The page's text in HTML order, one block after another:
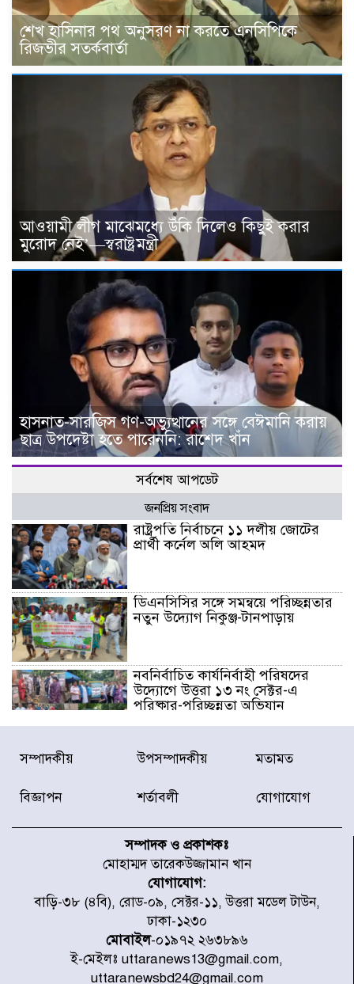
শেখ হাসিনার পথ অনুসরণ না করতে এনসিপিকে
রিজভীর সতর্কবার্তা
আওয়ামী লীগ মাঝেমধ্যে উঁকি দিলেও কিছুই করার
মুরোদ নেই’—স্বরাষ্ট্রমন্ত্রী
হাসনাত-সারজিস গণ-অভ্যুত্থানের সঙ্গে বেঈমানি করায়
ছাত্র উপদেষ্টা হতে পারেননি: রাশেদ খাঁন
সর্বশেষ আপডেট
জনপ্রিয় সংবাদ
রাষ্ট্রপতি নির্বাচনে ১১ দলীয় জোটের
প্রার্থী কর্নেল অলি আহমদ
ডিএনসিসির সঙ্গে সমন্বয়ে পরিচ্ছন্নতার
নতুন উদ্যোগ নিকুঞ্জ-টানপাড়ায়
নবনির্বাচিত কার্যনির্বাহী পরিষদের
উদ্যোগে উত্তরা ১৩ নং সেক্টর-এ
পরিষ্কার-পরিচ্ছন্নতা অভিযান
ডিএমপির অভিযানে ২৪ ঘণ্টায় গ্রেপ্তার
৫০৪, উদ্ধার মাদক-অস্ত্র
সাগরে অবমুক্ত
মাতারবাড়ী পৌঁছে নির্ধারিত কর্মসূচিতে
যোগ দিয়েছেন প্রধানমন্ত্রী
জাতীয় সাংবাদিক সংস্থার পিরোজপুর
সম্পাদকীয় উপসম্পাদকীয় মতামত
বিজ্ঞাপন শর্তাবলী যোগাযোগ
সম্পাদক ও প্রকাশকঃ
মোহাম্মদ তারেকউজ্জামান খান
যোগাযোগ:
বাড়ি-৩৮ (৪বি), রোড-০৯, সেক্টর-১১, উত্তরা মডেল টাউন,
ঢাকা-১২৩০
মোবাইল-০১৯৭২ ২৬৩৮৯৬
ই-মেইলঃ uttaranews13@gmail.com,
uttaranewsbd24@gmail.com